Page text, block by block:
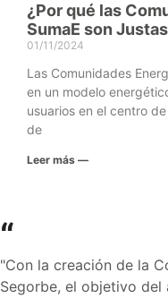
¿Por qué las
SumaE son
01/11/2024
Las Comunidades
en un modelo
usuarios en el centro
de
Leer más —
“
"Con la creación de la
Segorbe, el objetivo del